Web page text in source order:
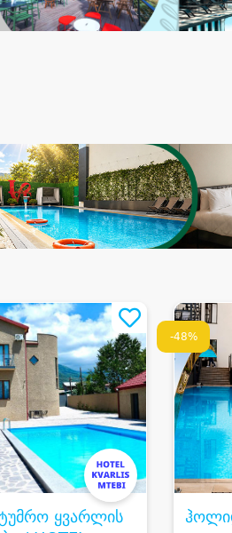
ყვარლის
-48%